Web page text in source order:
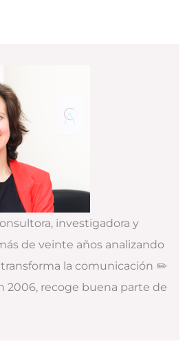
investigadora y
de veinte años analizando
la comunicación ✏️
2006, recoge buena parte de